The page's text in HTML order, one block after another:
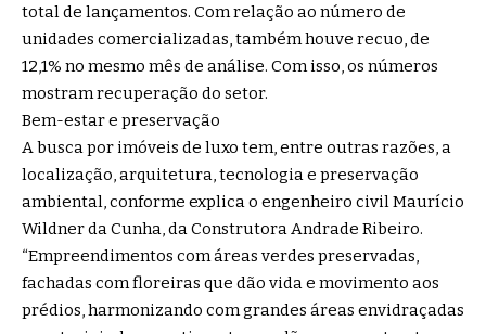
total de lançamentos. Com relação ao número de
unidades comercializadas, também houve recuo, de
12,1% no mesmo mês de análise. Com isso, os números
mostram recuperação do setor.
Bem-estar e preservação
A busca por imóveis de luxo tem, entre outras razões, a
localização, arquitetura, tecnologia e preservação
ambiental, conforme explica o engenheiro civil Maurício
Wildner da Cunha, da Construtora Andrade Ribeiro.
“Empreendimentos com áreas verdes preservadas,
fachadas com floreiras que dão vida e movimento aos
prédios, harmonizando com grandes áreas envidraçadas